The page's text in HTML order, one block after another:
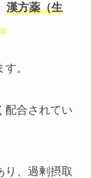
漢方薬（生
。
配合されてい
り、過剰摂取